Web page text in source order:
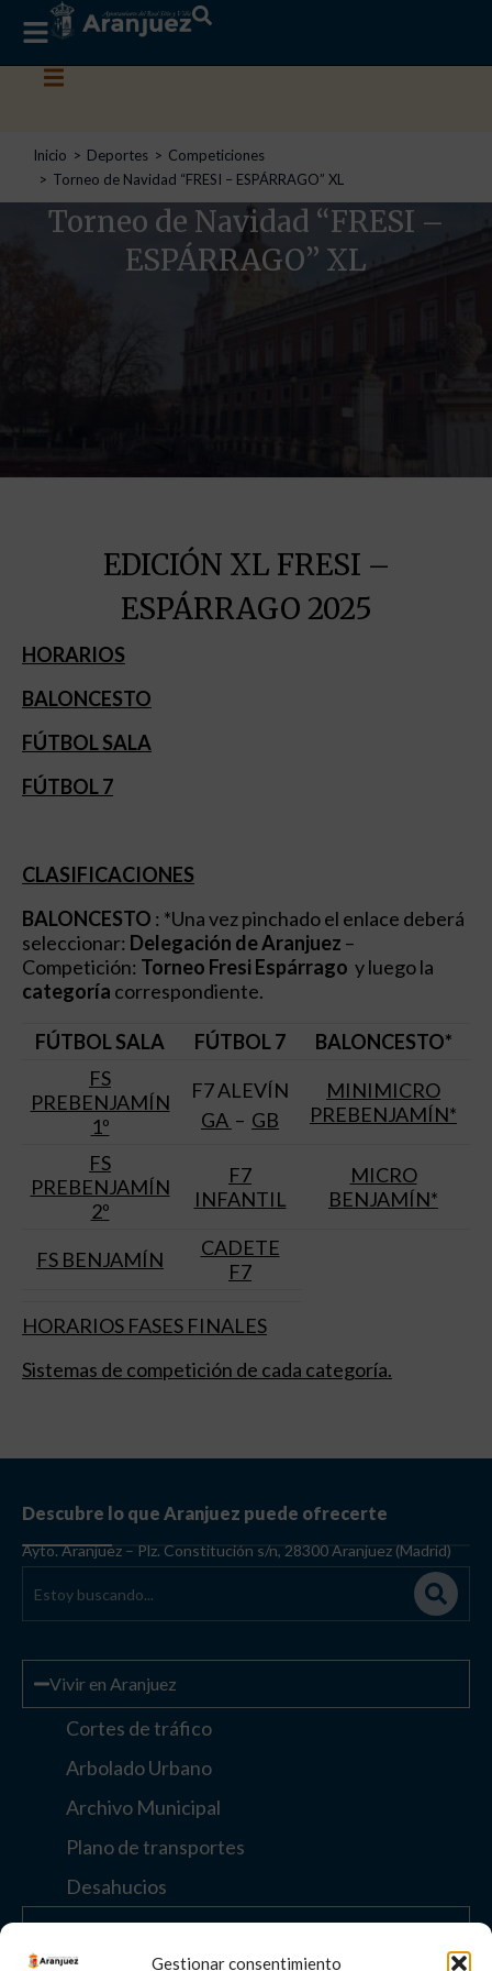
Gestionar consentimiento
Estás aquí:
Inicio Deportes
Competiciones
Torneo de Navidad “FRESI – ESPÁRRAGO” XL
Torneo de Navidad “FRESI –
ESPÁRRAGO” XL
EDICIÓN XL FRESI –
ESPÁRRAGO 2025
HORARIOS
BALONCESTO
FÚTBOL SALA
FÚTBOL 7
CLASIFICACIONES
BALONCESTO : *Una vez pinchado el enlace deberá
seleccionar: Delegación de Aranjuez –
Competición: Torneo Fresi Espárrago y luego la
categoría correspondiente.
FÚTBOL SALA FÚTBOL 7
BALONCESTO*
FS
PREBENJAMÍN
1º
F7 ALEVÍN
GA – GB
MINIMICRO
PREBENJAMÍN*
FS
PREBENJAMÍN
2º
F7
INFANTIL
MICRO
BENJAMÍN*
FS BENJAMÍN
CADETE
F7
HORARIOS FASES FINALES
Sistemas de competición de cada categoría.
Descubre lo que Aranjuez puede ofrecerte
Ayto. Aranjuez – Plz. Constitución s/n, 28300 Aranjuez (Madrid)
Vivir en Aranjuez
Cortes de tráfico
Arbolado Urbano
Archivo Municipal
Plano de transportes
Desahucios
Enlaces de interés